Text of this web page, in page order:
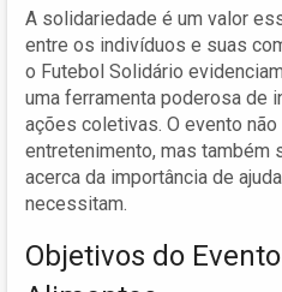
A solidariedade é um valor
entre os indivíduos e suas
o Futebol Solidário
uma ferramenta poderosa de
ações coletivas. O evento
entretenimento, mas
acerca da importância de
necessitam.
Objetivos do